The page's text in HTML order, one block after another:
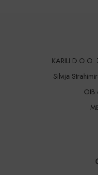
KARILI D.O.O.
Silvija